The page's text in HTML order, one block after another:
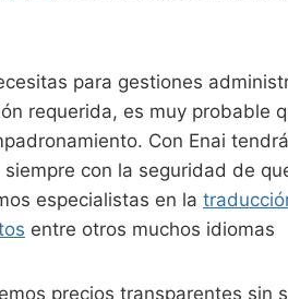
para gestiones
requerida, es muy probable
Con Enai
con la seguridad de
especialistas en la
entre otros muchos idiomas
precios transparentes sin